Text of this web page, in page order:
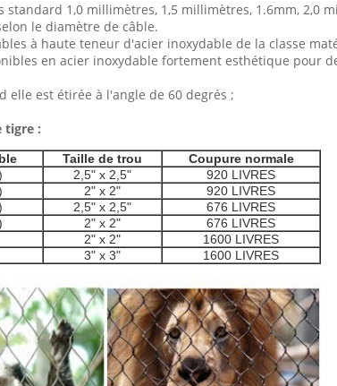
1,0 millimètres, 1,5 millimètres, 1.6mm, 2,0
le diamètre de câble.
à haute teneur d'acier inoxydable de la classe
en acier inoxydable fortement esthétique pour
est étirée à l'angle de 60 degrés ;
tigre :
Taille de trou
Coupure normale
2,5" x 2,5"
920 LIVRES
2" x 2"
920 LIVRES
2,5" x 2,5"
676 LIVRES
2" x 2"
676 LIVRES
2" x 2"
1600 LIVRES
3" x 3" 1600 LIVRES